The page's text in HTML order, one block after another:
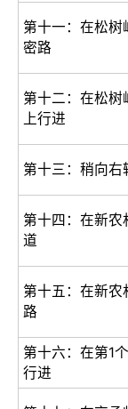
第十一：在松树
密路
第十二：在松树
上行进
第十三：稍向右
第十四：在新农
道
第十五：在新农
路
第十六：在第1
行进